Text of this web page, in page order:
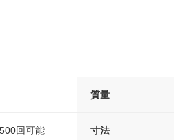
質量
回可能 寸法